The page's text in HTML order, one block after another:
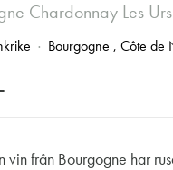
Chardonnay Les
Bourgogne , Côte de
vin från Bourgogne har